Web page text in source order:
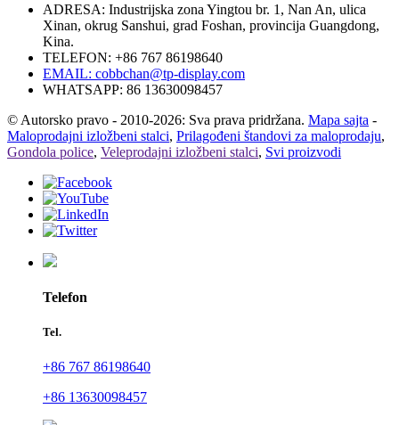
ADRESA: Industrijska zona Yingtou br. 1, Nan An, ulica
Xinan, okrug Sanshui, grad Foshan, provincija Guangdong,
Kina.
TELEFON: +86 767 86198640
EMAIL: cobbchan@tp-display.com
WHATSAPP: 86 13630098457
© Autorsko pravo - 2010-2026: Sva prava pridržana. Mapa sajta -
Maloprodajni izložbeni stalci, Prilagođeni štandovi za maloprodaju,
Gondola police, Veleprodajni izložbeni stalci, Svi proizvodi
Telefon
Tel.
+86 767 86198640
+86 13630098457